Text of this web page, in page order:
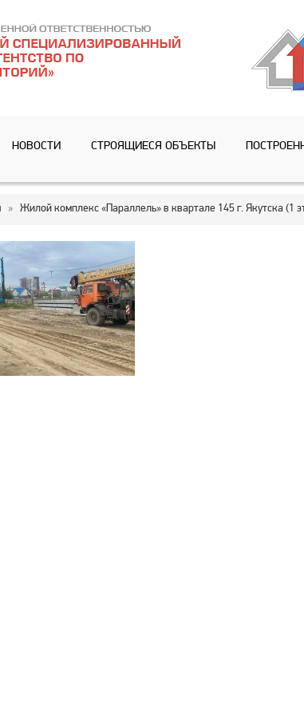
НОВОСТИ СТРОЯЩИЕСЯ ОБЪЕКТЫ
» Жилой комплекс «Параллель» в квартале 145 г. Якутска (1